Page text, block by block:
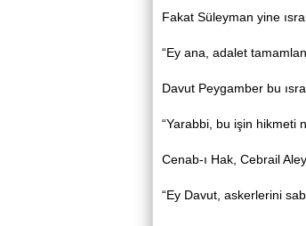
Fakat Süleyman yine
“Ey ana, adalet
Davut Peygamber bu
“Yarabbi, bu işin hikmeti
Cenab-ı Hak, Cebrail
“Ey Davut, askerlerini